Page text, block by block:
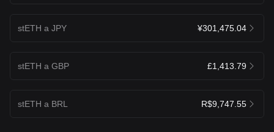
stETH a JPY ¥301,475.04
stETH a GBP £1,413.79
stETH a BRL R$9,747.55